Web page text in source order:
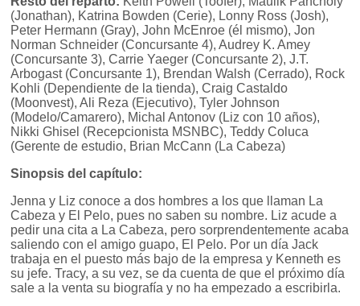
(Jonathan), Katrina Bowden (Cerie), Lonny Ross (Josh),
Peter Hermann (Gray), John McEnroe (él mismo), Jon
Norman Schneider (Concursante 4), Audrey K. Amey
(Concursante 3), Carrie Yaeger (Concursante 2), J.T.
Arbogast (Concursante 1), Brendan Walsh (Cerrado), Rock
Kohli (Dependiente de la tienda), Craig Castaldo
(Moonvest), Ali Reza (Ejecutivo), Tyler Johnson
(Modelo/Camarero), Michal Antonov (Liz con 10 años),
Nikki Ghisel (Recepcionista MSNBC), Teddy Coluca
(Gerente de estudio, Brian McCann (La Cabeza)
Sinopsis del capítulo:
Jenna y Liz conoce a dos hombres a los que llaman La
Cabeza y El Pelo, pues no saben su nombre. Liz acude a
pedir una cita a La Cabeza, pero sorprendentemente acaba
saliendo con el amigo guapo, El Pelo. Por un día Jack
trabaja en el puesto más bajo de la empresa y Kenneth es
su jefe. Tracy, a su vez, se da cuenta de que el próximo día
sale a la venta su biografía y no ha empezado a escribirla.